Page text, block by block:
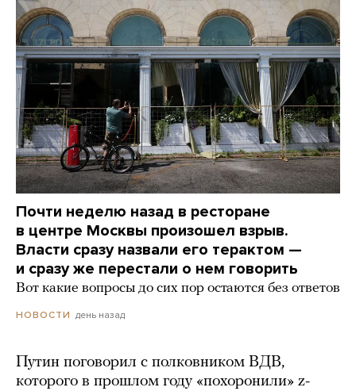
Почти неделю назад в ресторане
в центре Москвы произошел взрыв.
Власти сразу назвали его терактом —
и сразу же перестали о нем говорить
Вот какие вопросы до сих пор остаются без ответов
НОВОСТИ день назад
Путин поговорил с полковником ВДВ,
которого в прошлом году «похоронили» z-